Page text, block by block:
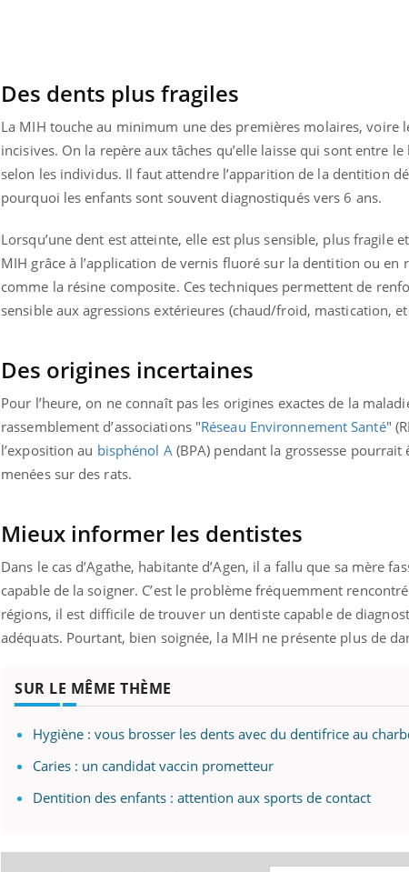
Des dents plus fragiles
La MIH touche au minimum une des premières molaires, voire
incisives. On la repère aux tâches qu’elle laisse qui sont entre
selon les individus. Il faut attendre l’apparition de la dentition
pourquoi les enfants sont souvent diagnostiqués vers 6 ans.
Lorsqu’une dent est atteinte, elle est plus sensible, plus fragile
MIH grâce à l’application de vernis fluoré sur la dentition ou
comme la résine composite. Ces techniques permettent de
sensible aux agressions extérieures (chaud/froid, mastication,
Des origines incertaines
Pour l’heure, on ne connaît pas les origines exactes de la
rassemblement d’associations "Réseau Environnement Santé"
l’exposition au bisphénol A (BPA) pendant la grossesse pourrait
menées sur des rats.
Mieux informer les dentistes
Dans le cas d’Agathe, habitante d’Agen, il a fallu que sa mère
capable de la soigner. C’est le problème fréquemment
régions, il est difficile de trouver un dentiste capable de
adéquats. Pourtant, bien soignée, la MIH ne présente plus de
SUR LE MÊME THÈME
Hygiène : vous brosser les dents avec du dentifrice au
Caries : un candidat vaccin prometteur
Dentition des enfants : attention aux sports de contact
de protéines pourrait
finalement être bénéfique